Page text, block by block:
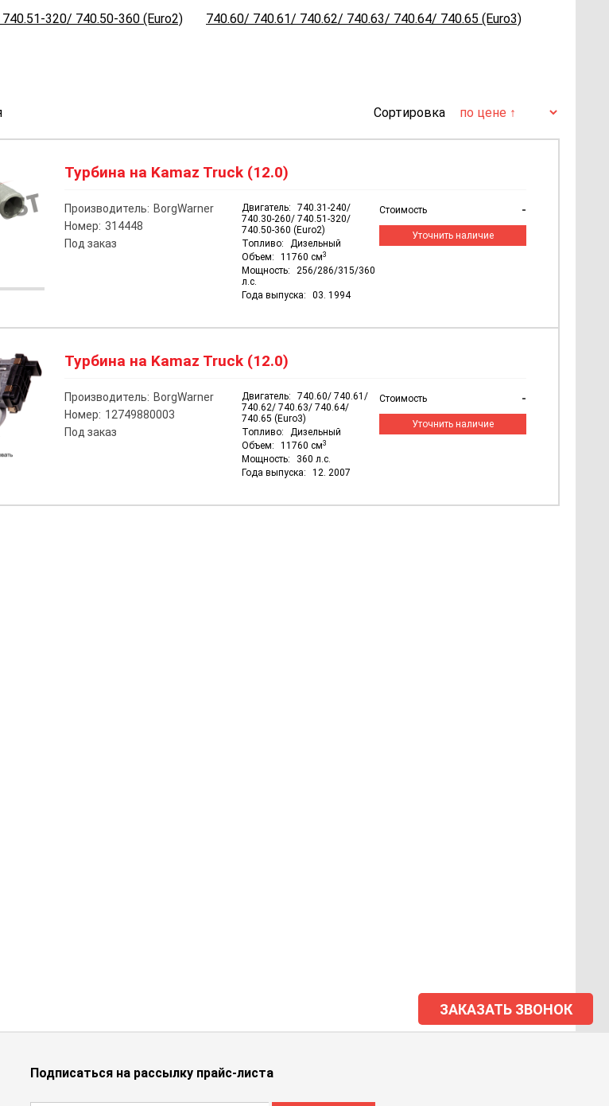
320/ 740.50-360 (Euro2) 740.60/ 740.61/ 740.62/ 740.63/ 740.64/ 740.65 (Euro3)
Сортировка
Турбина на Kamaz Truck (12.0)
Производитель: BorgWarner
Номер: 314448
Под заказ
Двигатель:
740.31-240/
740.30-260/ 740.51-320/
740.50-360 (Euro2)
Топливо:
Дизельный
Объем:
11760 см3
Мощность:
256/286/315/360
л.с.
Года выпуска:
03. 1994
Стоимость -
Уточнить наличие
Турбина на Kamaz Truck (12.0)
Производитель: BorgWarner
Номер: 12749880003
Под заказ
Двигатель:
740.60/ 740.61/
740.62/ 740.63/ 740.64/
740.65 (Euro3)
Топливо:
Дизельный
Объем:
11760 см3
Мощность:
360 л.с.
Года выпуска:
12. 2007
Стоимость -
Уточнить наличие
ЗАКАЗАТЬ ЗВОНОК
Подписаться на рассылку прайс-листа